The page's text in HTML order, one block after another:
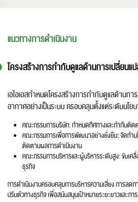
แนวทางการดำเนินงาน
โครงสร้างการกำกับดูแลด้านการเปลี่ยน
เอไอเอสกำหนดโครงสร้างการกำกับดูแลด้านก
อากาศอย่างเป็นระบบ ครอบคลุมตั้งแต่ระดับนโ
คณะกรรมการบริษัท: กำหนดทิศทางและกำกับติ
คณะกรรมการเพื่อการพัฒนาอย่างยั่งยืน: จัดทำน
ติดตามผลการดำเนินงาน
คณะกรรมการบริหารและผู้บริหารระดับสูง: ขับเ
ธุรกิจ
การดำเนินงานครอบคลุมการบริหารความเสี่ยง การลด
ปรับตัวทางธุรกิจ เพื่อสนับสนุนเป้าหมายระยะยาวและก